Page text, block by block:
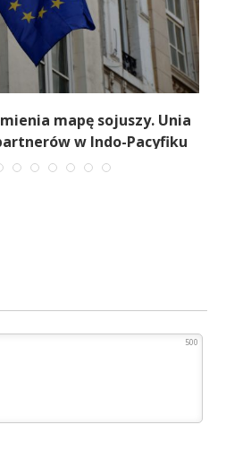
mapę sojuszy. Unia
w Indo-Pacyfiku
500